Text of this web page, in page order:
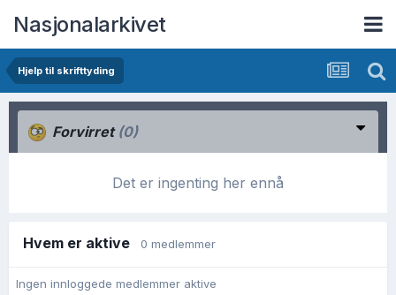
Nasjonalarkivet
Hjelp til skrifttyding
Forvirret (0)
Det er ingenting her ennå
Hvem er aktive 0 medlemmer
Ingen innloggede medlemmer aktive